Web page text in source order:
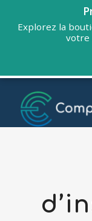
Explorez la
votre